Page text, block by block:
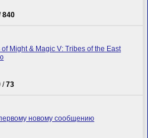
840
Might & Magic V: Tribes of the East
/73